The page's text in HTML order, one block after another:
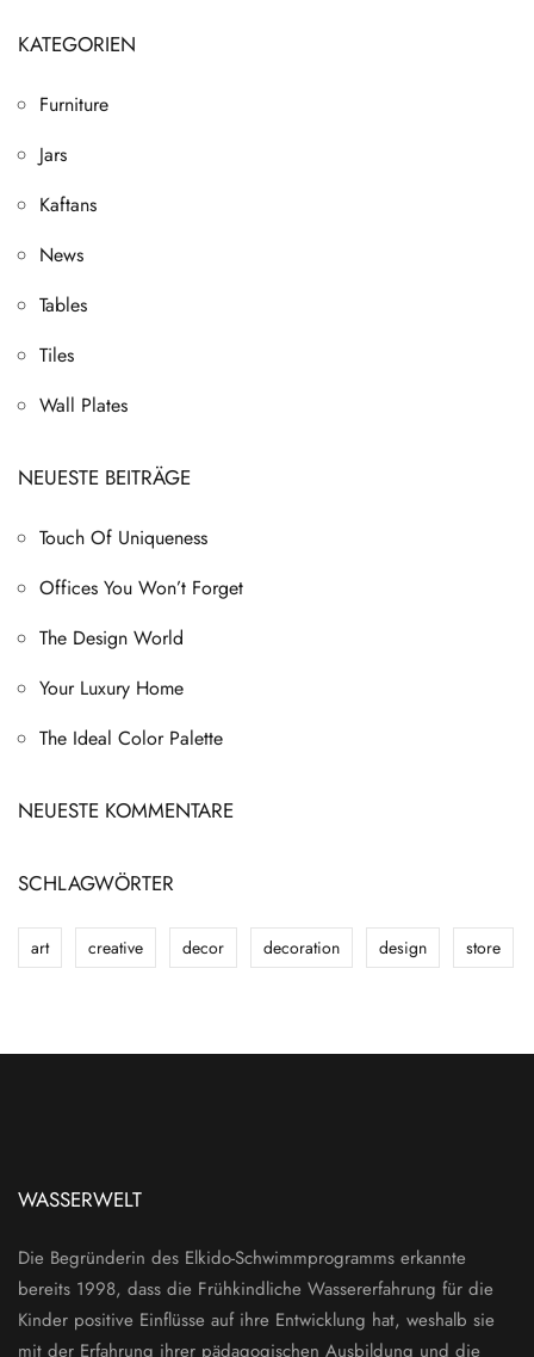
KATEGORIEN
Furniture
Jars
Kaftans
News
Tables
Tiles
Wall Plates
NEUESTE BEITRÄGE
Touch Of Uniqueness
Offices You Won’t Forget
The Design World
Your Luxury Home
The Ideal Color Palette
NEUESTE KOMMENTARE
SCHLAGWÖRTER
art creative decor decoration design store
WASSERWELT
Die Begründerin des Elkido-Schwimmprogramms erkannte
bereits 1998, dass die Frühkindliche Wassererfahrung für die
Kinder positive Einflüsse auf ihre Entwicklung hat, weshalb sie
mit der Erfahrung ihrer pädagogischen Ausbildung und die